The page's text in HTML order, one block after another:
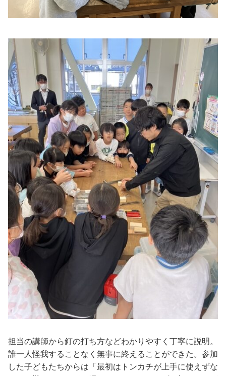
担当の講師から釘の打ち方などわかりやすく丁寧に説明。
誰一人怪我することなく無事に終えることができた。参加
した子どもたちからは「最初はトンカチが上手に使えずな